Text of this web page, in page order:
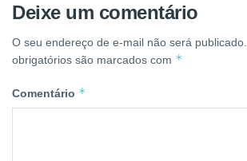
Deixe um comentário
O seu endereço de e-mail não será publicado.
obrigatórios são marcados com *
Comentário *